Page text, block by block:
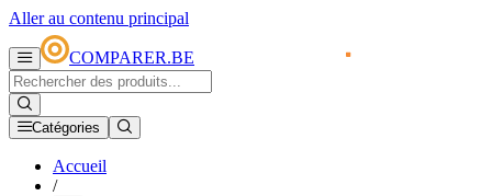
Aller au contenu principal
COMPARER.BE
Catégories
Accueil
/